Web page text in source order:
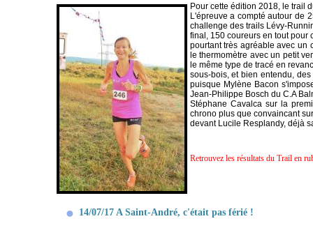
Pour cette édition 2018, le trail
L'épreuve a compté autour de
challenge des trails Lévy-
final, 150 coureurs en tout pour
pourtant très agréable avec un
le thermomètre avec un petit
le même type de tracé en
sous-bois, et bien entendu,
puisque Mylène Bacon
Jean-Philippe Bosch du C.A
Stéphane Cavalca sur la
chrono plus que convaincant
devant Lucile Resplandy, déjà
Retrouvez les résultats du Trail en
14/07/17 A Saint-André, c'était pas férié !